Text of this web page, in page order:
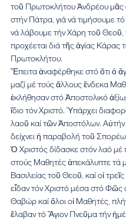
τοῦ Πρωτοκλήτου Ἀνδρέου μᾶς
στήν Πάτρα, γιά νά τιμήσουμε τό
νά λάβουμε τήν Χάρη τοῦ Θεοῦ,
προχέεται διά τῆς ἁγίας Κάρας
Πρωτοκλήτου.
Ἔπειτα ἀναφέρθηκε στό ὅτι ὁ
μαζί μέ τούς ἄλλους ἕνδεκα
ἐκλήθησαν στό Ἀποστολικό
ἴδιο τόν Χριστό. Ὑπάρχει
λαοῦ καί τῶν Ἀποστόλων.
δείχνει ἡ παραβολή τοῦ
Ὁ Χριστός δίδασκε στόν λαό μέ
στούς Μαθητές ἀπεκάλυπτε τά
Βασιλείας τοῦ Θεοῦ, καί οἱ
εἶδαν τόν Χριστό μέσα στό
Θαβώρ καί ὅλοι οἱ Μαθητές,
ἔλαβαν τό Ἅγιον Πνεῦμα τήν